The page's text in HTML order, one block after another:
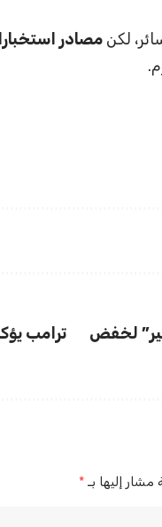
لكن مصادر
لخفض
ترامب
مشار إليها بـ *